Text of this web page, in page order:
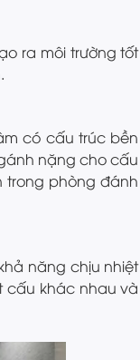
ra môi trường tốt
có cấu trúc bền
nặng cho cấu
trong phòng đánh
năng chịu nhiệt
cấu khác nhau và